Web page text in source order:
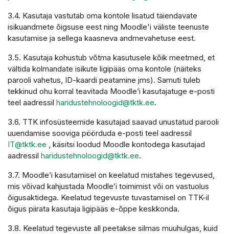
3.4. Kasutaja vastutab oma kontole lisatud täiendavate
isikuandmete õigsuse eest ning Moodle'i väliste teenuste
kasutamise ja sellega kaasneva andmevahetuse eest.
3.5. Kasutaja kohustub võtma kasutusele kõik meetmed, et
vältida kolmandate isikute ligipääs oma kontole (näiteks
parooli vahetus, ID-kaardi peatamine jms). Samuti tuleb
tekkinud ohu korral teavitada Moodle’i kasutajatuge e-posti
teel aadressil haridustehnoloogid@tktk.ee.
3.6. TTK infosüsteemide kasutajad saavad unustatud parooli
uuendamise sooviga pöörduda e-posti teel aadressil
IT@tktk.ee , käsitsi loodud Moodle kontodega kasutajad
aadressil haridustehnoloogid@tktk.ee.
3.7. Moodle’i kasutamisel on keelatud mistahes tegevused,
mis võivad kahjustada Moodle’i toimimist või on vastuolus
õigusaktidega. Keelatud tegevuste tuvastamisel on TTK-il
õigus piirata kasutaja ligipääs e-õppe keskkonda.
3.8. Keelatud tegevuste all peetakse silmas muuhulgas, kuid